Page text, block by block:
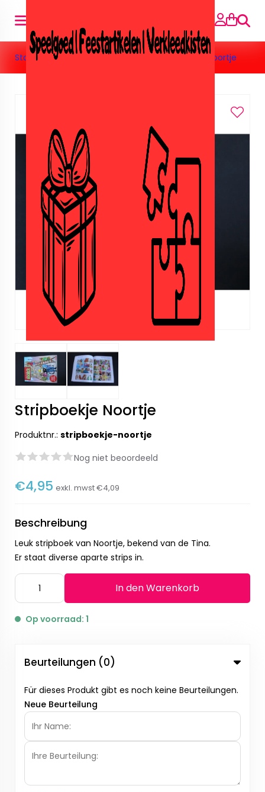
Suche
Startseite» Boeken» Leesboeken »Stripboekje Noortje
Stripboekje Noortje
Produktnr.: stripboekje-noortje
Nog niet beoordeeld
€4,95 exkl. mwst€4,09
Beschreibung
Leuk stripboek van Noortje, bekend van de Tina.
Er staat diverse aparte strips in.
In den Warenkorb
Op voorraad: 1
Beurteilungen (0)
Für dieses Produkt gibt es noch keine Beurteilungen.
Neue Beurteilung